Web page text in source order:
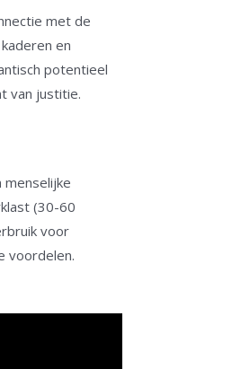
met de
en
potentieel
van justitie.
(30-60
voor
voordelen.